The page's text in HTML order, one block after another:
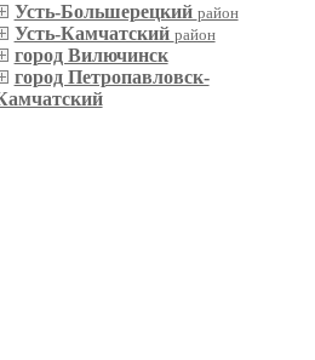
Усть-Большерецкий район
Усть-Камчатский район
город Вилючинск
город Петропавловск-